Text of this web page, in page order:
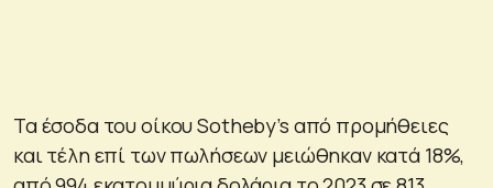
Τα έσοδα του οίκου Sotheby’s από προμήθειες
και τέλη επί των πωλήσεων μειώθηκαν κατά 18%,